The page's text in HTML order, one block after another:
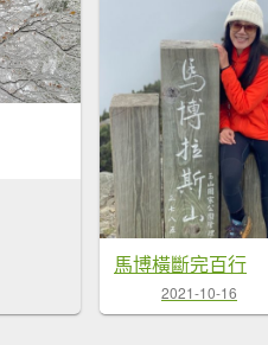
馬博橫斷完百行
2021-10-16